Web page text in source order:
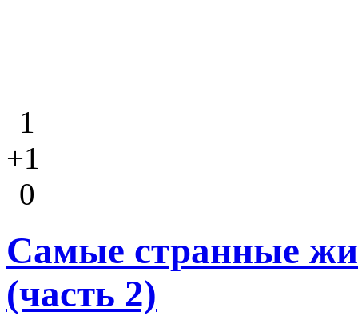
1
+1
0
Самые странные
(часть 2)